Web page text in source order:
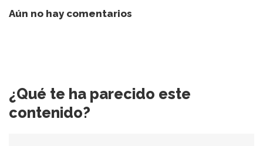
Aún no hay comentarios
¿Qué te ha parecido este
contenido?